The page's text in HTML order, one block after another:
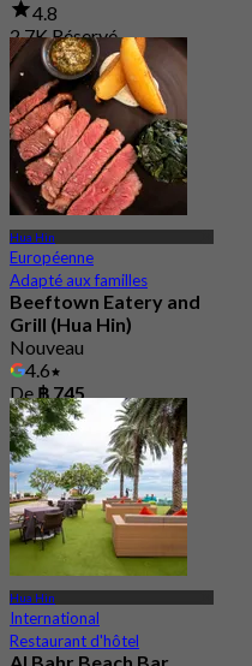
4.8
2.7K Réservé
De
฿ 647.5
Hua Hin
Européenne
Adapté aux familles
Beeftown Eatery and
Grill (Hua Hin)
Nouveau
4.6
De฿ 745
Hua Hin
International
Restaurant d'hôtel